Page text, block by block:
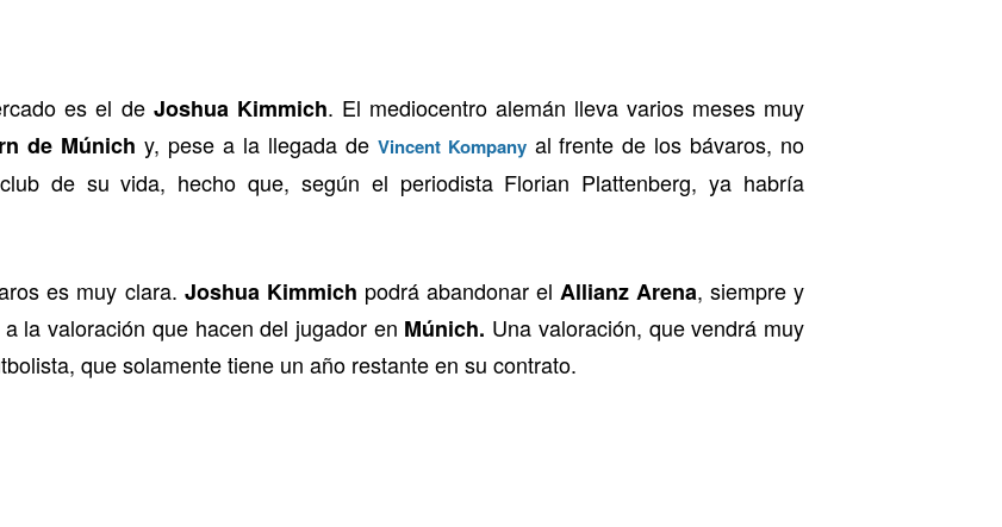
es el de Joshua Kimmich. El mediocentro alemán lleva varios meses muy
de Múnich y, pese a la llegada de Vincent Kompanyal frente de los bávaros, no
de su vida, hecho que, según el periodista Florian Plattenberg, ya habría
es muy clara. Joshua Kimmich podrá abandonar el Allianz Arena, siempre y
la valoración que hacen del jugador en Múnich. Una valoración, que vendrá muy
que solamente tiene un año restante en su contrato.